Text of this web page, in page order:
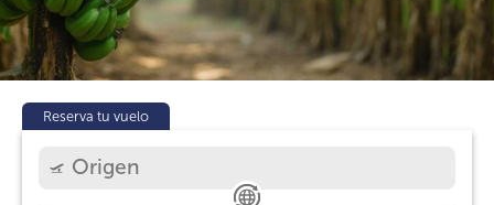
Reserva tu vuelo